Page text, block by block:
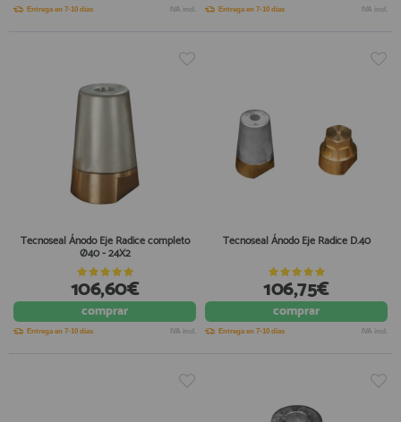
Entrega en 7-10 días IVA incl. Entrega en 7-10 días IVA incl.
Tecnoseal Ánodo Eje Radice completo
Ø40 - 24X2
106,60€
comprar
Entrega en 7-10 días IVA incl.
Tecnoseal Ánodo Eje Radice D.40
106,75€
comprar
Entrega en 7-10 días IVA incl.